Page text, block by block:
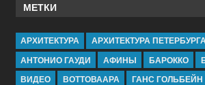
МЕТКИ
АРХИТЕКТУРА
АРХИТЕКТУРА
АНТОНИО ГАУДИ
АФИНЫ БАРОККО
ВИДЕО
ВОТТОВААРА
ГАНС